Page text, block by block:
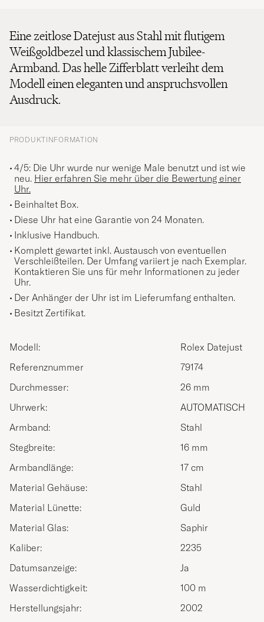
Eine zeitlose Datejust aus Stahl mit flutigem
Weißgoldbezel und klassischem Jubilee-
Armband. Das helle Zifferblatt verleiht dem
Modell einen eleganten und anspruchsvollen
Ausdruck.
PRODUKTINFORMATION
4/5: Die Uhr wurde nur wenige Male benutzt und ist wie
neu. Hier erfahren Sie mehr über die Bewertung einer
Uhr.
Beinhaltet Box.
Diese Uhr hat eine Garantie von 24 Monaten.
Inklusive Handbuch.
Komplett gewartet inkl. Austausch von eventuellen
Verschleißteilen. Der Umfang variiert je nach Exemplar.
Kontaktieren Sie uns für mehr Informationen zu jeder
Uhr.
Der Anhänger der Uhr ist im Lieferumfang enthalten.
Besitzt Zertifikat.
Modell:
Rolex Datejust
Referenznummer
79174
Durchmesser:
26 mm
Uhrwerk:
AUTOMATISCH
Armband:
Stahl
Stegbreite:
16 mm
Armbandlänge:
17 cm
Material Gehäuse:
Stahl
Material Lünette:
Guld
Material Glas:
Saphir
Kaliber:
2235
Datumsanzeige:
Ja
Wasserdichtigkeit:
100 m
Herstellungsjahr:
2002